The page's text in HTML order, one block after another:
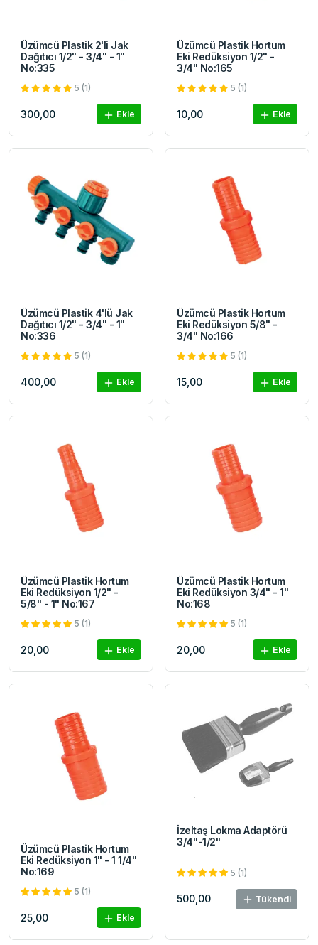
Üzümcü Plastik 2'li Jak
Dağıtıcı 1/2" - 3/4" - 1"
No:335
5 (1)
300,00 Ekle
Üzümcü Plastik Hortum
Eki Redüksiyon 1/2" -
3/4" No:165
5 (1)
10,00 Ekle
Üzümcü Plastik 4'lü Jak
Dağıtıcı 1/2" - 3/4" - 1"
No:336
5 (1)
400,00 Ekle
Üzümcü Plastik Hortum
Eki Redüksiyon 5/8" -
3/4" No:166
5 (1)
15,00 Ekle
Üzümcü Plastik Hortum
Eki Redüksiyon 1/2" -
5/8" - 1" No:167
5 (1)
20,00 Ekle
Üzümcü Plastik Hortum
Eki Redüksiyon 3/4" - 1"
No:168
5 (1)
20,00 Ekle
Üzümcü Plastik Hortum
Eki Redüksiyon 1" - 1 1/4"
No:169
5 (1)
25,00 Ekle
İzeltaş Lokma Adaptörü
3/4''-1/2''
5 (1)
500,00 Tükendi